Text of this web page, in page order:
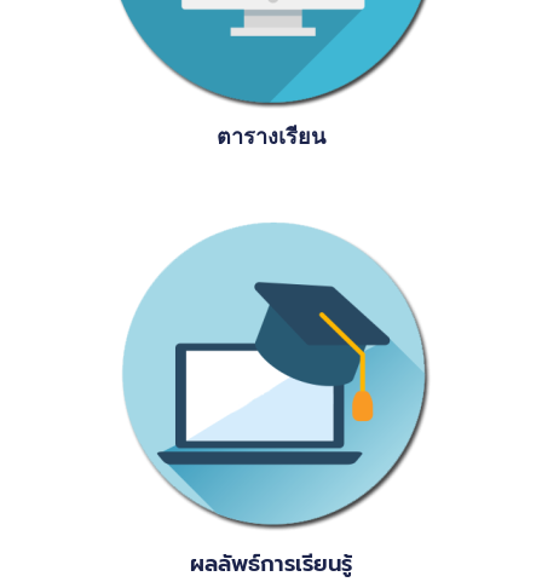
ตารางเรียน
ผลลัพธ์การเรียนรู้